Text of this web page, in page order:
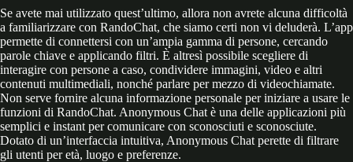
Se avete mai utilizzato quest’ultimo, allora non avrete alcuna difficoltà
a familiarizzare con RandoChat, che siamo certi non vi deluderà. L’app
permette di connettersi con un’ampia gamma di persone, cercando
parole chiave e applicando filtri. È altresì possibile scegliere di
interagire con persone a caso, condividere immagini, video e altri
contenuti multimediali, nonché parlare per mezzo di videochiamate.
Non serve fornire alcuna informazione personale per iniziare a usare le
funzioni di RandoChat. Anonymous Chat è una delle applicazioni più
semplici e instant per comunicare con sconosciuti e sconosciute.
Dotato di un’interfaccia intuitiva, Anonymous Chat perette di filtrare
gli utenti per età, luogo e preferenze.